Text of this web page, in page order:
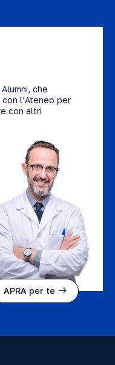
APRA per te
che
l’Ateneo per
con altri